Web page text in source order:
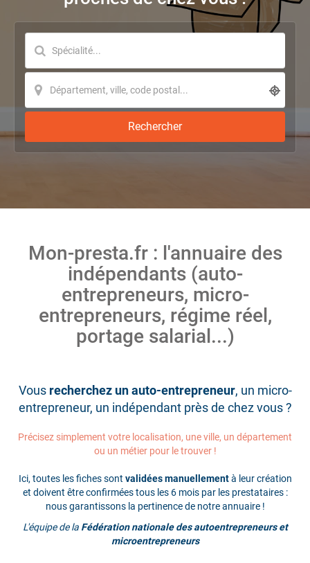
Rechercher
Mon-presta.fr : l'annuaire des
indépendants (auto-
entrepreneurs, micro-
entrepreneurs, régime réel,
portage salarial...)
Vous recherchez un auto-entrepreneur, un micro-
entrepreneur, un indépendant près de chez vous ?
Précisez simplement votre localisation, une ville, un département
ou un métier pour le trouver !
Ici, toutes les fiches sont validées manuellementà leur création
et doivent être confirmées tous les 6 mois par les prestataires :
nous garantissons la pertinence de notre annuaire !
L'équipe de la Fédération nationale des autoentrepreneurs et
microentrepreneurs